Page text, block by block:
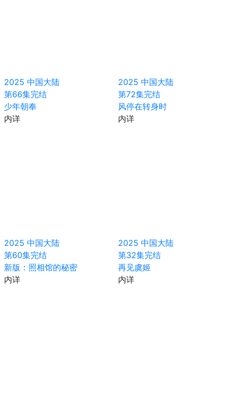
2025 中国大陆
第66集完结
少年朝奉
内详
2025 中国大陆
第72集完结
风停在转身时
内详
2025 中国大陆
第60集完结
新版：照相馆的秘密
内详
2025 中国大陆
第32集完结
再见虞姬
内详